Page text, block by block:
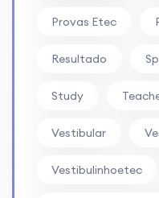
Provas Etec
Resultado
Study
Vestibular
Vestibulinhoetec